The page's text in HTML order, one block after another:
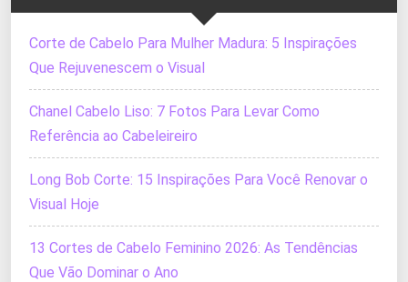
Corte de Cabelo Para Mulher Madura: 5 Inspirações
Que Rejuvenescem o Visual
Chanel Cabelo Liso: 7 Fotos Para Levar Como
Referência ao Cabeleireiro
Long Bob Corte: 15 Inspirações Para Você Renovar o
Visual Hoje
13 Cortes de Cabelo Feminino 2026: As Tendências
Que Vão Dominar o Ano